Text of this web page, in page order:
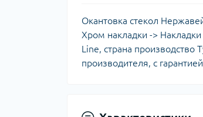
Окантовка стекол
Хром накладки ->
Line, страна производство
производителя, с